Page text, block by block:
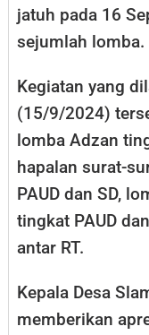
jatuh pada 16
sejumlah lomba.
Kegiatan yang
(15/9/2024)
lomba Adzan
hapalan surat-
PAUD dan SD,
tingkat PAUD
antar RT.
Kepala Desa
memberikan